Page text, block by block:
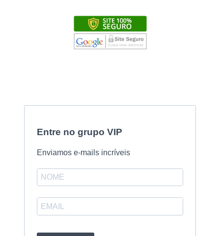
Entre no grupo VIP
Enviamos e-mails incríveis